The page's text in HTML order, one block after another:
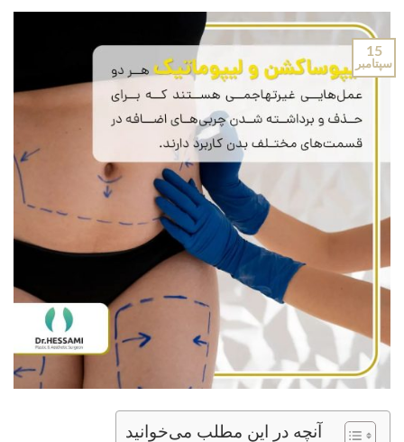
15
سپتامبر
آنچه در این مطلب می‌خوانید